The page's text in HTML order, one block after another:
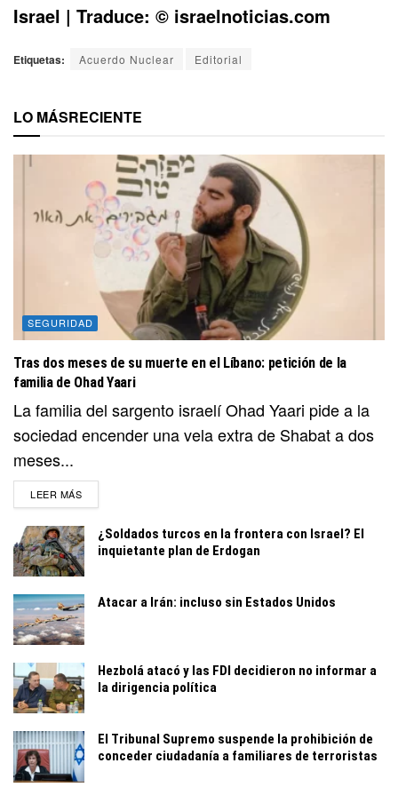
Israel | Traduce: © israelnoticias.com
Etiquetas: Acuerdo Nuclear Editorial
LO MÁSRECIENTE
SEGURIDAD
Tras dos meses de su muerte en el Líbano: petición de la
familia de Ohad Yaari
La familia del sargento israelí Ohad Yaari pide a la
sociedad encender una vela extra de Shabat a dos
meses...
LEER MÁSDETAILS
¿Soldados turcos en la frontera con Israel? El
inquietante plan de Erdogan
Atacar a Irán: incluso sin Estados Unidos
Hezbolá atacó y las FDI decidieron no informar a
la dirigencia política
El Tribunal Supremo suspende la prohibición de
conceder ciudadanía a familiares de terroristas